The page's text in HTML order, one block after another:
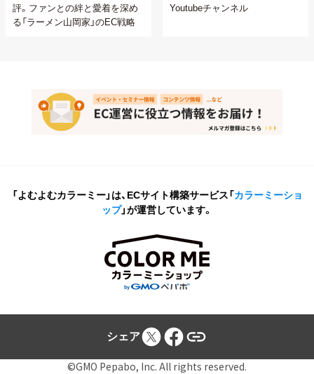
評。ファンとの絆と愛着を深め
る「ラーメン山岡家」のEC戦略
Youtubeチャンネル
「よむよむカラーミー」は、ECサイト構築サービス「カラーミーショ
ップ」が運営しています。
シェア
©GMO Pepabo, Inc. All rights reserved.